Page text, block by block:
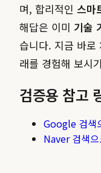
며, 합리적인 스마
해답은 이미 기술
습니다. 지금 바로
래를 경험해 보시
검증용 참고
Google 검색
Naver 검색